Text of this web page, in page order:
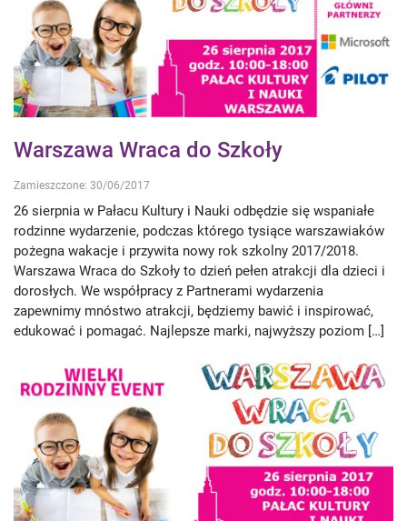
Warszawa Wraca do Szkoły
Zamieszczone: 30/06/2017
26 sierpnia w Pałacu Kultury i Nauki odbędzie się wspaniałe
rodzinne wydarzenie, podczas którego tysiące warszawiaków
pożegna wakacje i przywita nowy rok szkolny 2017/2018.
Warszawa Wraca do Szkoły to dzień pełen atrakcji dla dzieci i
dorosłych. We współpracy z Partnerami wydarzenia
zapewnimy mnóstwo atrakcji, będziemy bawić i inspirować,
edukować i pomagać. Najlepsze marki, najwyższy poziom […]